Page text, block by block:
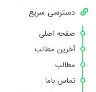
دسترسی سریع
صفحه اصلی
آخرین مطالب
مطالب
تماس باما